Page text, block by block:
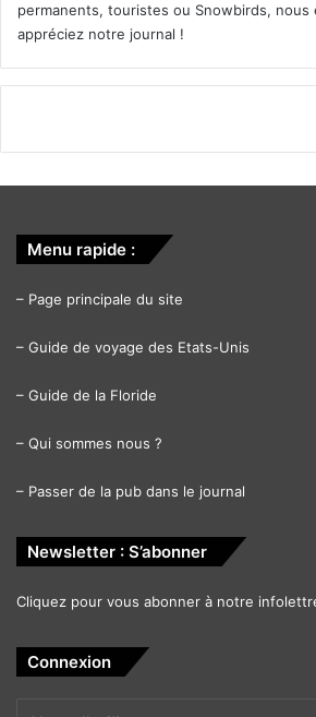
permanents, touristes ou Snowbirds, nous
appréciez notre journal !
Menu rapide :
– Page principale du site
– Guide de voyage des Etats-Unis
– Guide de la Floride
– Qui sommes nous ?
– Passer de la pub dans le journal
Newsletter : S’abonner
Cliquez pour vous abonner à notre
Connexion